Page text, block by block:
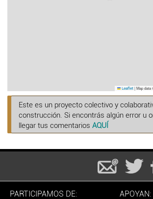
Leaflet |Map data
Este es un proyecto colectivo y
construcción. Si encontrás algún error u
llegar tus comentarios AQUÍ
PARTICIPAMOS DE: APOYAN: